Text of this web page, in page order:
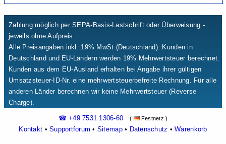
Zahlung möglich per SEPA-Basis-Lastschrift oder Überweisung -
jeweils ohne Aufpreis.
Alle Preisangaben inkl. 19% MwSt (Deutschland). Kunden in
Deutschland und EU-Ländern werden 19% Mehrwertsteuer berechnet.
Kunden aus dem EU-Ausland erhalten bei Angabe ihrer gültigen
Umsatzsteuer-ID-Nr. eine mehrwertsteuerbefreite Rechnung. Für alle
anderen Länder berechnen wir keine Mehrwertsteuer (Reverse
Charge).
☎ +49 7531 1306-60 ( Festnetz )
Kontakt •Supportforum • Sitemap• Datenschutz •Warenkorb